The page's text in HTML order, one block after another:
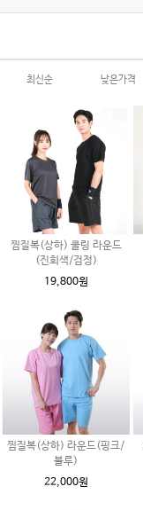
최신순 낮은가격
찜질복(상하) 쿨링 라운드
(진회색/검정)
19,800원
찜질복(상하) 라운드(핑크/
블루)
22,000원